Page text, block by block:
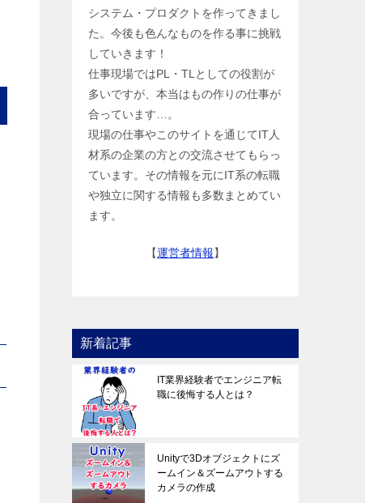
システム・プロダクトを作ってきまし
た。今後も色んなものを作る事に挑戦
していきます！
仕事現場ではPL・TLとしての役割が
多いですが、本当はもの作りの仕事が
合っています…。
現場の仕事やこのサイトを通じてIT人
材系の企業の方との交流させてもらっ
ています。その情報を元にIT系の転職
や独立に関する情報も多数まとめてい
ます。
【運営者情報】
新着記事
IT業界経験者でエンジニア転
職に後悔する人とは？
Unityで3Dオブジェクトにズ
ームイン＆ズームアウトする
カメラの作成